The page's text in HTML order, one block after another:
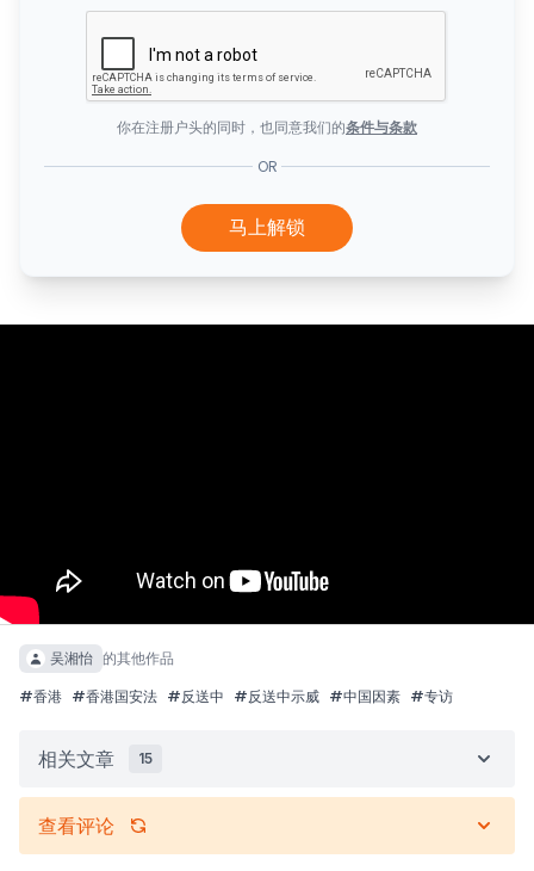
你在注册户头的同时，也同意我们的条件与条款
OR
马上解锁
吴湘怡 的其他作品
#香港 #香港国安法 #反送中 #反送中示威 #中国因素 #专访
相关文章 15
查看评论